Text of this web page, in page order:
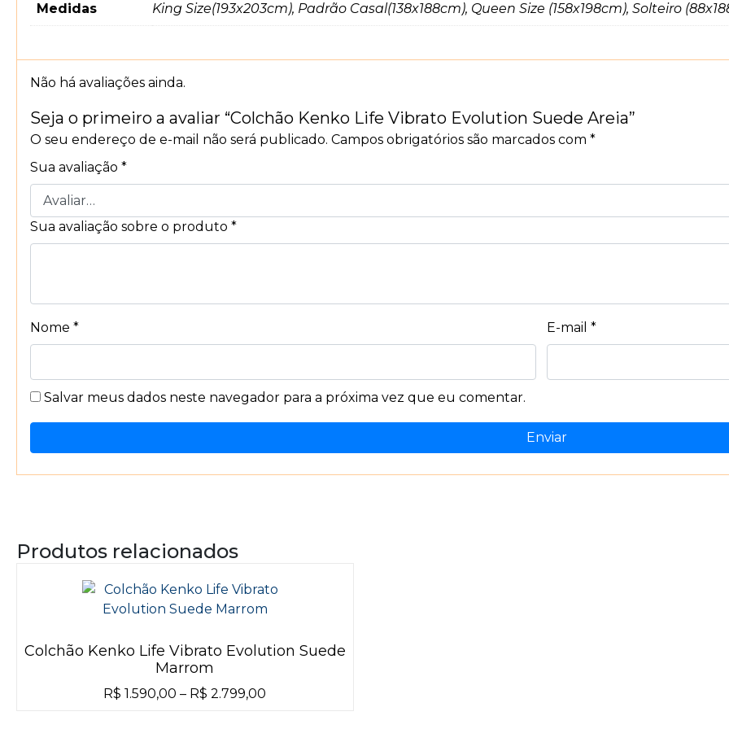
Medidas King Size(193x203cm), Padrão Casal(138x188cm), Queen Size (158x198cm), Solteiro
Não há avaliações ainda.
Seja o primeiro a avaliar “Colchão Kenko Life Vibrato Evolution Suede Areia”
O seu endereço de e-mail não será publicado. Campos obrigatórios são marcados com *
Sua avaliação *
Sua avaliação sobre o produto *
Nome * E-mail*
Salvar meus dados neste navegador para a próxima vez que eu comentar.
Produtos relacionados
Colchão Kenko Life Vibrato Evolution Suede
Marrom
R$ 1.590,00 – R$ 2.799,00